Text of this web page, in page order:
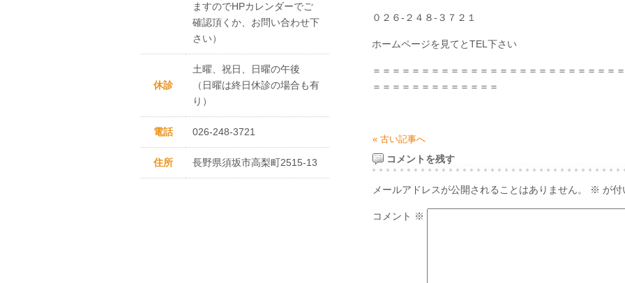
０２６-２４８-３７２１
ホームページを見てとTEL下さい
＝＝＝＝＝＝＝＝＝＝＝＝＝＝＝＝＝＝＝＝＝＝＝＝＝
＝＝＝＝＝＝＝＝＝＝＝＝＝
« 古い記事へ
コメントを残す
メールアドレスが公開されることはありません。 ※ が付
コメント ※
ますのでHPカレンダーでご
確認頂くか、お問い合わせ下
さい）
休診
土曜、祝日、日曜の午後
（日曜は終日休診の場合も有
り）
電話 026-248-3721
住所 長野県須坂市高梨町2515-13